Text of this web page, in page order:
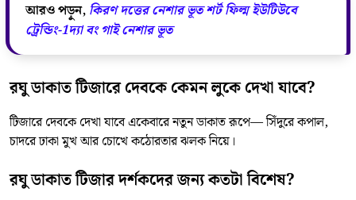
আরও পড়ুন, কিরণ দত্তের নেশার ভূত শর্ট ফিল্ম ইউটিউবে
ট্রেন্ডিং-1দ্যা বং গাই নেশার ভূত
রঘু ডাকাত টিজারে দেবকে কেমন লুকে দেখা যাবে?
টিজারে দেবকে দেখা যাবে একেবারে নতুন ডাকাত রূপে— সিঁদুরে কপাল,
চাদরে ঢাকা মুখ আর চোখে কঠোরতার ঝলক নিয়ে।
রঘু ডাকাত টিজার দর্শকদের জন্য কতটা বিশেষ?